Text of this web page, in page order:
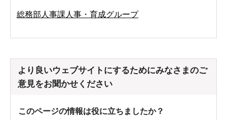
総務部人事課人事・育成グループ
より良いウェブサイトにするためにみなさまのご
意見をお聞かせください
このページの情報は役に立ちましたか？